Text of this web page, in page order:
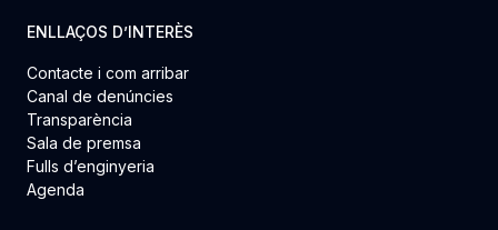
ENLLAÇOS D’INTERÈS
Contacte i com arribar
Canal de denúncies
Transparència
Sala de premsa
Fulls d’enginyeria
Agenda